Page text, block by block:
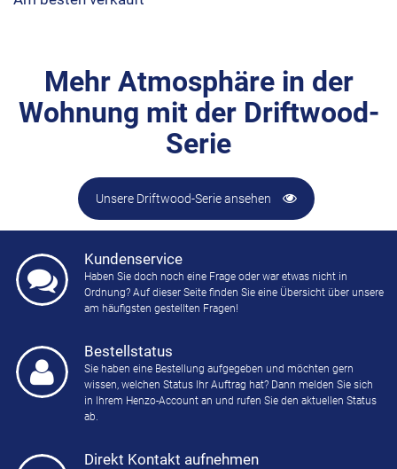
Mehr Atmosphäre in der
Wohnung mit der Driftwood-
Serie
Unsere Driftwood-Serie ansehen
Kundenservice
Haben Sie doch noch eine Frage oder war etwas nicht in
Ordnung? Auf dieser Seite finden Sie eine Übersicht über unsere
am häufigsten gestellten Fragen!
Bestellstatus
Sie haben eine Bestellung aufgegeben und möchten gern
wissen, welchen Status Ihr Auftrag hat? Dann melden Sie sich
in Ihrem Henzo-Account an und rufen Sie den aktuellen Status
ab.
Direkt Kontakt aufnehmen